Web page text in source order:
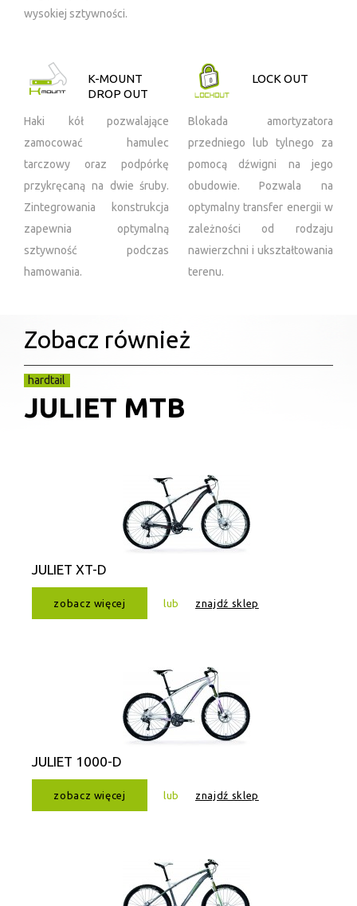
wysokiej sztywności.
K-MOUNT
DROP OUT
Haki kół pozwalające
zamocować hamulec
tarczowy oraz podpórkę
przykręcaną na dwie śruby.
Zintegrowania konstrukcja
zapewnia optymalną
sztywność podczas
hamowania.
LOCK OUT
Blokada amortyzatora
przedniego lub tylnego za
pomocą dźwigni na jego
obudowie. Pozwala na
optymalny transfer energii w
zależności od rodzaju
nawierzchni i ukształtowania
terenu.
Zobacz również
hardtail
JULIET MTB
JULIET XT-D
zobacz więcej lub znajdź sklep
JULIET 1000-D
zobacz więcej lub znajdź sklep